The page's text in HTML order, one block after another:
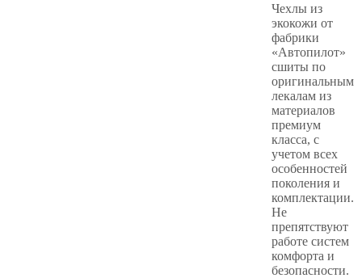
Чехлы из
экокожи от
фабрики
«Автопилот»
сшиты по
оригинальным
лекалам из
материалов
премиум
класса, с
учетом всех
особенностей
поколения и
комплектации.
Не
препятствуют
работе систем
комфорта и
безопасности.